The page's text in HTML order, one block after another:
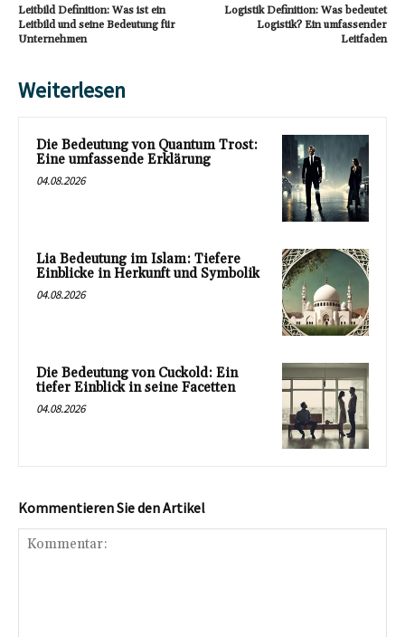
Leitbild Definition: Was ist ein
Leitbild und seine Bedeutung für
Unternehmen
Logistik Definition: Was bedeutet
Logistik? Ein umfassender
Leitfaden
Weiterlesen
Die Bedeutung von Quantum Trost:
Eine umfassende Erklärung
04.08.2026
Lia Bedeutung im Islam: Tiefere
Einblicke in Herkunft und Symbolik
04.08.2026
Die Bedeutung von Cuckold: Ein
tiefer Einblick in seine Facetten
04.08.2026
Kommentieren Sie den Artikel